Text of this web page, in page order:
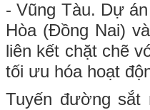
- Vũng Tàu. Dự
Hòa (Đồng Nai)
liên kết chặt chẽ
tối ưu hóa hoạt
Tuyến đường sắt